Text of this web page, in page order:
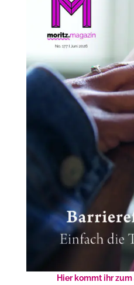
Hier kommt ihr